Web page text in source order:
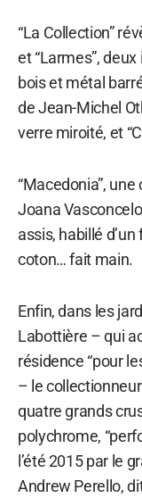
“La Collection”
et “Larmes”,
bois et métal
de Jean-Michel
verre miroité, et
“Macedonia”,
Joana
assis, habillé
coton… fait main.
Enfin, dans les
Labottière – qui
résidence “pour
– le
quatre grands
polychrome,
l’été 2015 par le
Andrew Perello,